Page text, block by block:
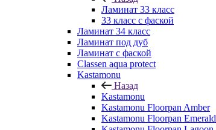
Ламинат 33 класс
33 класс с фаской
Ламинат 34 класс
Ламинат под дуб
Ламинат с фаской
Classen aqua protect
Kastamonu
Назад
Kastamonu
Kastamonu Floorpan Amber
Kastamonu Floorpan Emerald